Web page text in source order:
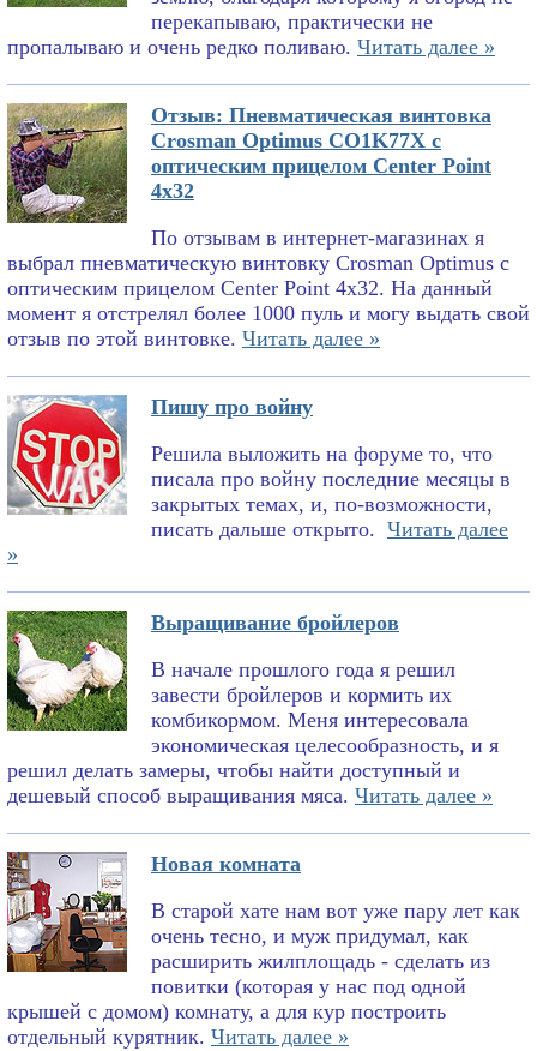
перекапываю, практически не
пропалываю и очень редко поливаю. Читать далее »
Отзыв: Пневматическая винтовка
Crosman Optimus CO1K77X с
оптическим прицелом Center Point
4x32
По отзывам в интернет-магазинах я
выбрал пневматическую винтовку Crosman Optimus с
оптическим прицелом Center Point 4x32. На данный
момент я отстрелял более 1000 пуль и могу выдать свой
отзыв по этой винтовке. Читать далее »
Пишу про войну
Решила выложить на форуме то, что
писала про войну последние месяцы в
закрытых темах, и, по-возможности,
писать дальше открыто. Читать далее
»
Выращивание бройлеров
В начале прошлого года я решил
завести бройлеров и кормить их
комбикормом. Меня интересовала
экономическая целесообразность, и я
решил делать замеры, чтобы найти доступный и
дешевый способ выращивания мяса. Читать далее »
Новая комната
В старой хате нам вот уже пару лет как
очень тесно, и муж придумал, как
расширить жилплощадь - сделать из
повитки (которая у нас под одной
крышей с домом) комнату, а для кур построить
отдельный курятник. Читать далее »